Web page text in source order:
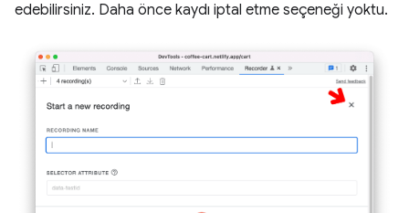
edebilirsiniz. Daha önce kaydı iptal etme seçeneği yoktu.